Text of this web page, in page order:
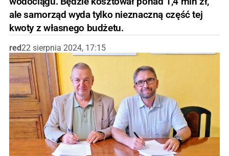
ale samorząd wyda tylko nieznaczną część tej
kwoty z własnego budżetu.
red22 sierpnia 2024, 17:15